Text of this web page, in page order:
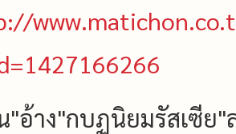
"อ้าง"กบฏนิยมรัสเซีย